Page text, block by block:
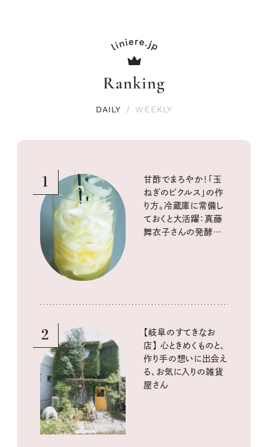
Ranking
DAILY / WEEKLY
1
甘酢でまろやか！「玉
ねぎのピクルス」の作
り方。冷蔵庫に常備し
ておくと大活躍：真藤
舞衣子さんの発酵と
2
【岐阜のすてきなお
店】 心ときめくものと、
作り手の想いに出会え
る、お気に入りの雑貨
屋さん